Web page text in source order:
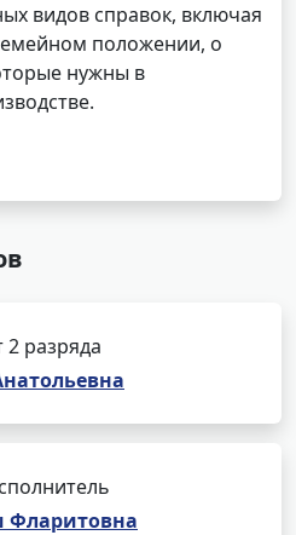
видов справок, включая
положении, о
нужны в
разряда